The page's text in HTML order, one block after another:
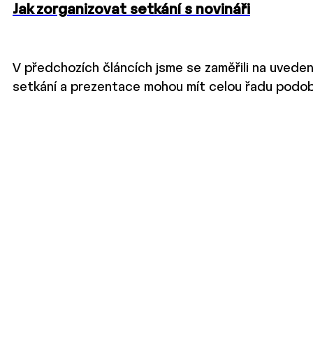
Jak zorganizovat setkání s novináři
V předchozích článcích jsme se zaměřili na
setkání a prezentace mohou mít celou řadu